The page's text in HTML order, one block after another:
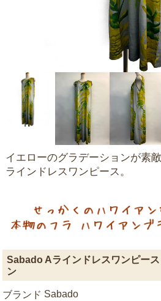
イエローのグラデーションが素
ラインドレスワンピース。
Sabado Aラインドレスワンピー
ン
ブランド Sabado